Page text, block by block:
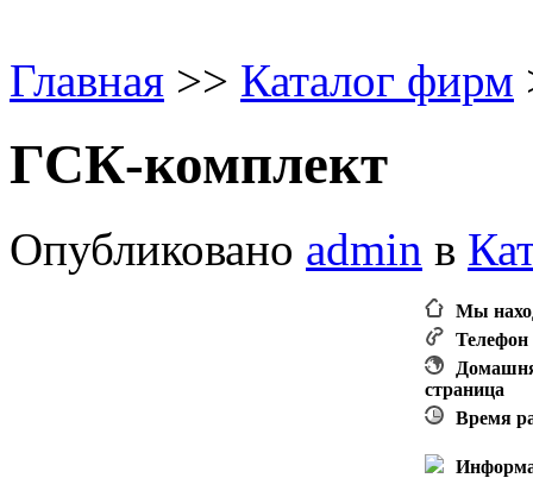
Главная >> Каталог фирм
ГСК-комплект
Опубликовано admin в
Мы
Телефон
страница
Время